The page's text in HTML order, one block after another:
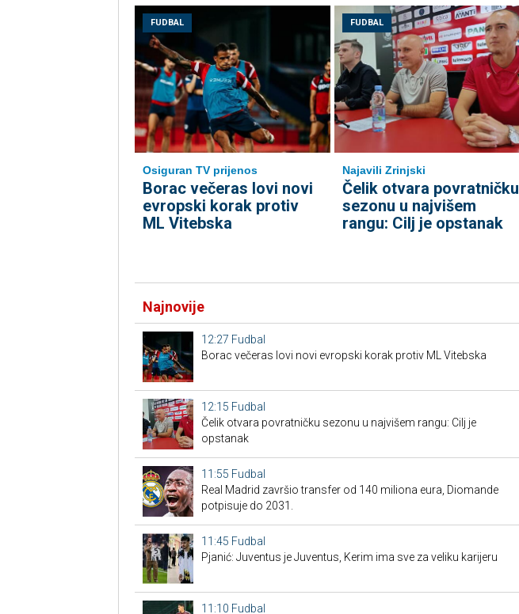
FUDBAL
Osiguran TV prijenos
Borac večeras lovi novi
evropski korak protiv
ML Vitebska
FUDBAL
Najavili Zrinjski
Čelik otvara povratničku
sezonu u najvišem
rangu: Cilj je opstanak
Najnovije
12:27 Fudbal
Borac večeras lovi novi evropski korak protiv ML Vitebska
12:15 Fudbal
Čelik otvara povratničku sezonu u najvišem rangu: Cilj je
opstanak
11:55 Fudbal
Real Madrid završio transfer od 140 miliona eura, Diomande
potpisuje do 2031.
11:45 Fudbal
Pjanić: Juventus je Juventus, Kerim ima sve za veliku karijeru
11:10 Fudbal